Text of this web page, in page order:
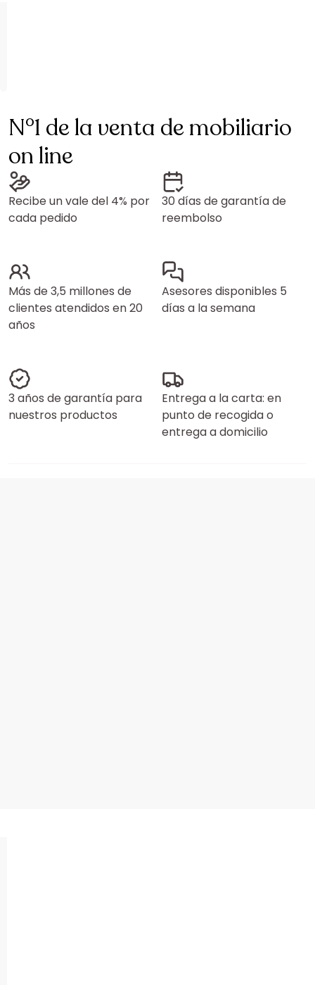
N°1 de la venta de mobiliario
on line
Recibe un vale del 4% por
cada pedido
30 días de garantía de
reembolso
Más de 3,5 millones de
clientes atendidos en 20
años
Asesores disponibles 5
días a la semana
3 años de garantía para
nuestros productos
Entrega a la carta: en
punto de recogida o
entrega a domicilio